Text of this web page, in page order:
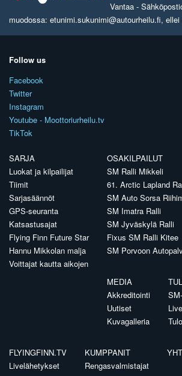
Vantaa -
muodossa: etunimi.sukunimi@autourheilu.fi,
Follow us
Facebook
Twitter
Instagram
Youtube - Moottoriurheilu.tv
TikTok
SARJA
Luokat ja kilpailijat
Tiimit
Sarjasäännöt
GPS-seuranta
Katsastusajat
Flying Finn Future Star
Hannu Mikkolan malja
Voittajat kautta aikojen
OSAKILPAILUT
SM Ralli Mikkeli
61. Arctic Lapland
SM Auto Sorsa
SM Imatra Ralli
SM Jyväskylä Ralli
Fixus SM Ralli Kitee
SM Porvoon
MEDIA
Akkreditointi
Uutiset
Kuvagalleria
FLYINGFINN.TV
Livelähetykset
KUMPPANIT
Rengasvalmistajat